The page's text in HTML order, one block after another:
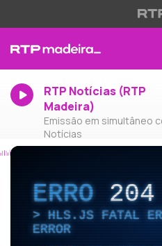
RTP Notícias (RTP
Madeira)
Emissão em simultâneo
Notícias
ERRO204
HLS.JS FATAL
ERROR